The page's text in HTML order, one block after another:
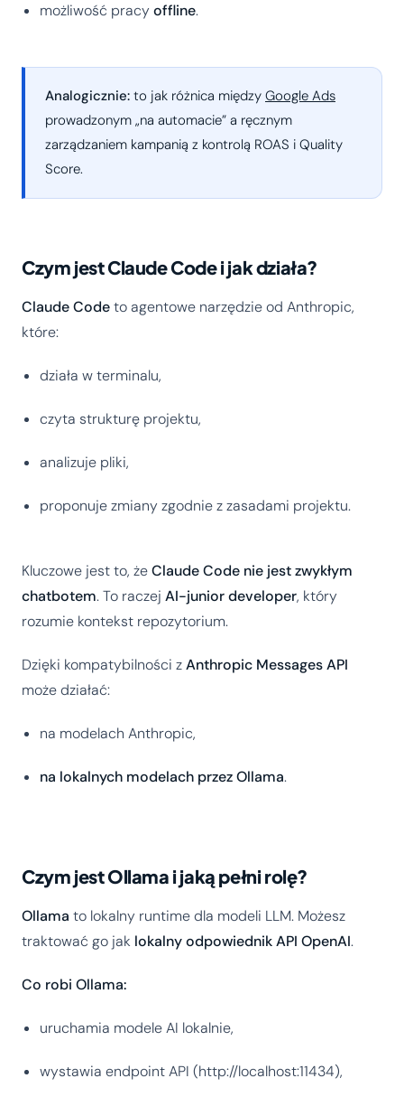
możliwość pracyoffline.
Analogicznie: to jak różnica między Google Ads
prowadzonym „na automacie” a ręcznym
zarządzaniem kampanią z kontrolą ROAS i Quality
Score.
Czym jest Claude Code i jak działa?
Claude Codeto agentowe narzędzie od Anthropic,
które:
działa w terminalu,
czyta strukturę projektu,
analizuje pliki,
proponuje zmiany zgodnie z zasadami projektu.
Kluczowe jest to, żeClaude Code nie jest zwykłym
chatbotem. To raczej AI-junior developer, który
rozumie kontekst repozytorium.
Dzięki kompatybilności zAnthropic Messages API
może działać:
na modelach Anthropic,
na lokalnych modelach przez Ollama.
Czym jest Ollama i jaką pełni rolę?
Ollama to lokalny runtime dla modeli LLM. Możesz
traktować go jak lokalny odpowiednik API OpenAI.
Co robi Ollama:
uruchamia modele AI lokalnie,
wystawia endpoint API (http://localhost:11434),